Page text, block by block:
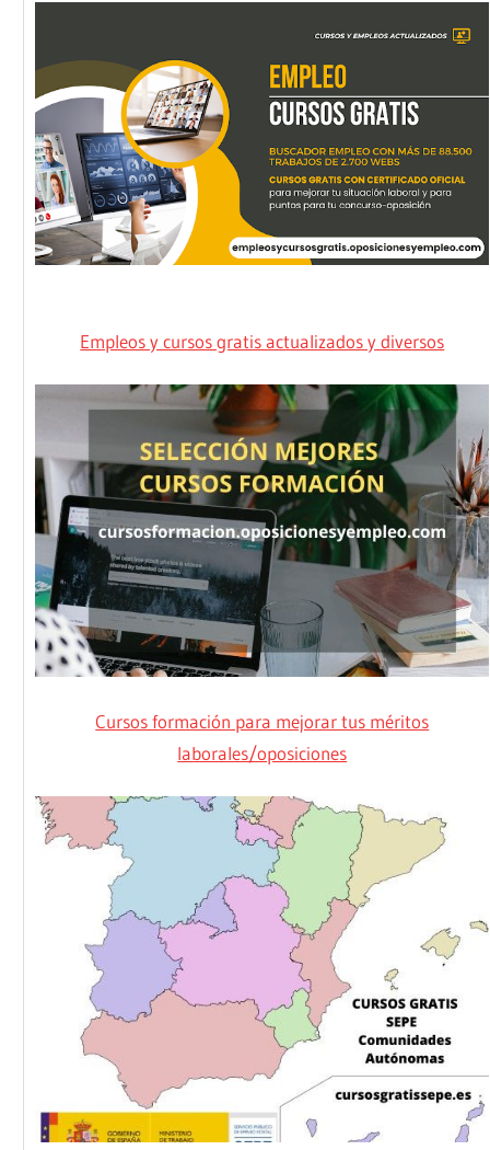
Empleos y cursos gratis actualizados y diversos
Cursos formación para mejorar tus méritos
laborales/oposiciones